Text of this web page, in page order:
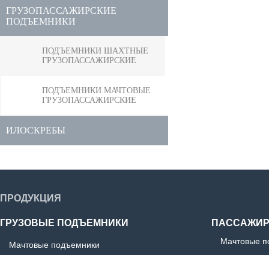
ГРУЗОПАССАЖИРСКИЕ
ПОДЪЕМНИКИ
ПОДЪЕМНИКИ ШАХТНЫЕ
ГРУЗОПАССАЖИРСКИЕ
ПОДЪЕМНИКИ МАЧТОВЫЕ
ГРУЗОПАССАЖИРСКИЕ
ИЛОСКРЕБЫ
ПРОДУКЦИЯ
ГРУЗОВЫЕ ПОДЪЕМНИКИ
Мачтовые подъемники
Мачтовые